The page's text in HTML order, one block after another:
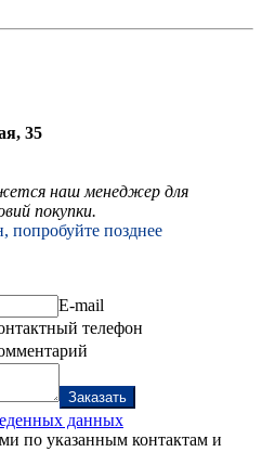
35
наш менеджер для
покупки.
попробуйте позднее
E-mail
телефон
Заказать
данных
по указанным контактам и